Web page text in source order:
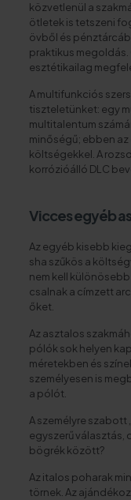
közvetlenül a
ötletek is tetszeni
övből és
praktikus
esztétikailag
A multifunkciós
tiszteletünket: egy
multitalentum
minőségű; ebben
költségekkel. A
korrózióálló DLC
Vicces egyéb
Az egyéb kisebb
sha szűkös a
nem kell
csalnak a címzett
őket.
Az asztalos
pólók sok helyen
méretekben és
személyesen is
a pólót.
A személyre szabott
egyszerű választás,
bögrék között?
Az italos poharak
törnek. Az